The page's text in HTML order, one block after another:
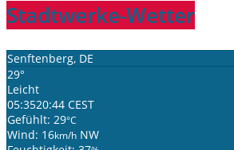
Stadtwerke-Wetter
Senftenberg, DE
29°
Leicht
05:3520:44 CEST
Gefühlt: 29°C
Wind: 16km/h NW